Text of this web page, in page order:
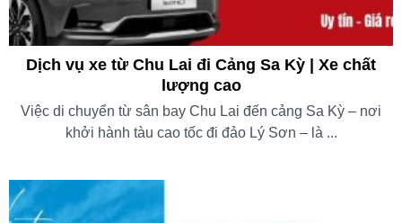
Dịch vụ xe từ Chu Lai đi Cảng Sa Kỳ | Xe chất
lượng cao
Việc di chuyển từ sân bay Chu Lai đến cảng Sa Kỳ – nơi
khởi hành tàu cao tốc đi đảo Lý Sơn – là ...